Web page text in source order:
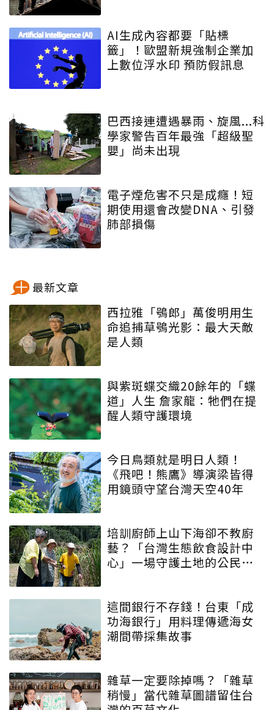
AI生成內容都要「貼標
籤」！歐盟新規強制企業加
上數位浮水印 預防假訊息
巴西接連遭遇暴雨、旋風...科
學家警告百年最強「超級聖
嬰」尚未出現
電子煙危害不只是成癮！短
期使用還會改變DNA、引發
肺部損傷
最新文章
西拉雅「鴞郎」萬俊明用生
命追捕草鴞光影：最大天敵
是人類
與紫斑蝶交織20餘年的「蝶
道」人生 詹家龍：牠們在提
醒人類守護環境
今日鳥類就是明日人類！
《飛吧！熊鷹》導演梁皆得
用鏡頭守望台灣天空40年
培訓廚師上山下海卻不教廚
藝？「台灣生態飲食設計中
心」一場守護土地的公民運
這間銀行不存錢！台東「成
功海銀行」用料理傳遞海女
潮間帶採集故事
雜草一定要除掉嗎？「雜草
稍慢」當代雜草圖譜留住台